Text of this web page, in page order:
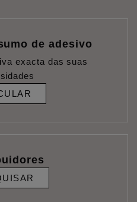
de adesivo
exacta das suas